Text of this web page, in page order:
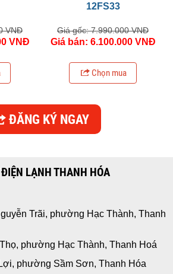
VNĐ
VNĐ
12FS33
Giá gốc: 7.990.000 VNĐ
Giá bán: 6.100.000 VNĐ
Chọn mua
ĐĂNG KÝ NGAY
LẠNH THANH HÓA
Trãi, phường Hạc Thành, Thanh
phường Hạc Thành, Thanh Hoá
phường Sầm Sơn, Thanh Hóa